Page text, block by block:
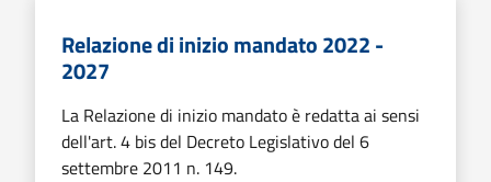
Relazione di inizio mandato 2022 -
2027
La Relazione di inizio mandato è redatta ai sensi
dell'art. 4 bis del Decreto Legislativo del 6
settembre 2011 n. 149.